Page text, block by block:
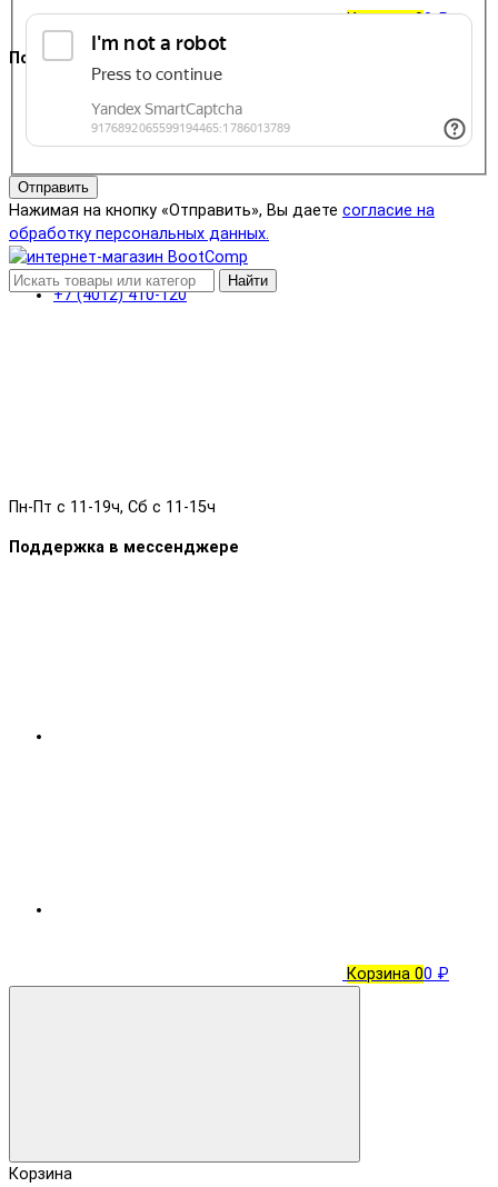
Корзина 00 ₽
Поддержка
+7 (4012) 410-120
Пн-Пт с 11-19ч, Сб с 11-15ч
Поддержка в мессенджере
Отправить
Нажимая на кнопку «Отправить», Вы даете согласие на
обработку персональных данных.
Найти
Корзина 00 ₽
Корзина